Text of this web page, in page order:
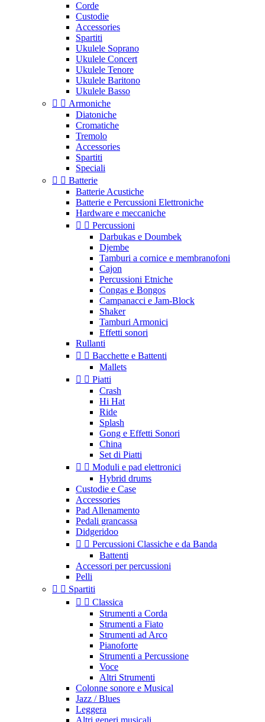
Corde
Custodie
Accessories
Spartiti
Ukulele Soprano
Ukulele Concert
Ukulele Tenore
Ukulele Baritono
Ukulele Basso
  Armoniche
Diatoniche
Cromatiche
Tremolo
Accessories
Spartiti
Speciali
  Batterie
Batterie Acustiche
Batterie e Percussioni Elettroniche
Hardware e meccaniche
  Percussioni
Darbukas e Doumbek
Djembe
Tamburi a cornice e membranofoni
Cajon
Percussioni Etniche
Congas e Bongos
Campanacci e Jam-Block
Shaker
Tamburi Armonici
Effetti sonori
Rullanti
  Bacchette e Battenti
Mallets
  Piatti
Crash
Hi Hat
Ride
Splash
Gong e Effetti Sonori
China
Set di Piatti
  Moduli e pad elettronici
Hybrid drums
Custodie e Case
Accessories
Pad Allenamento
Pedali grancassa
Didgeridoo
  Percussioni Classiche e da Banda
Battenti
Accessori per percussioni
Pelli
  Spartiti
  Classica
Strumenti a Corda
Strumenti a Fiato
Strumenti ad Arco
Pianoforte
Strumenti a Percussione
Voce
Altri Strumenti
Colonne sonore e Musical
Jazz / Blues
Leggera
Altri generi musicali